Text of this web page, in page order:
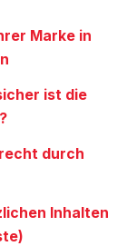
Marke in
ist die
durch
Inhalten